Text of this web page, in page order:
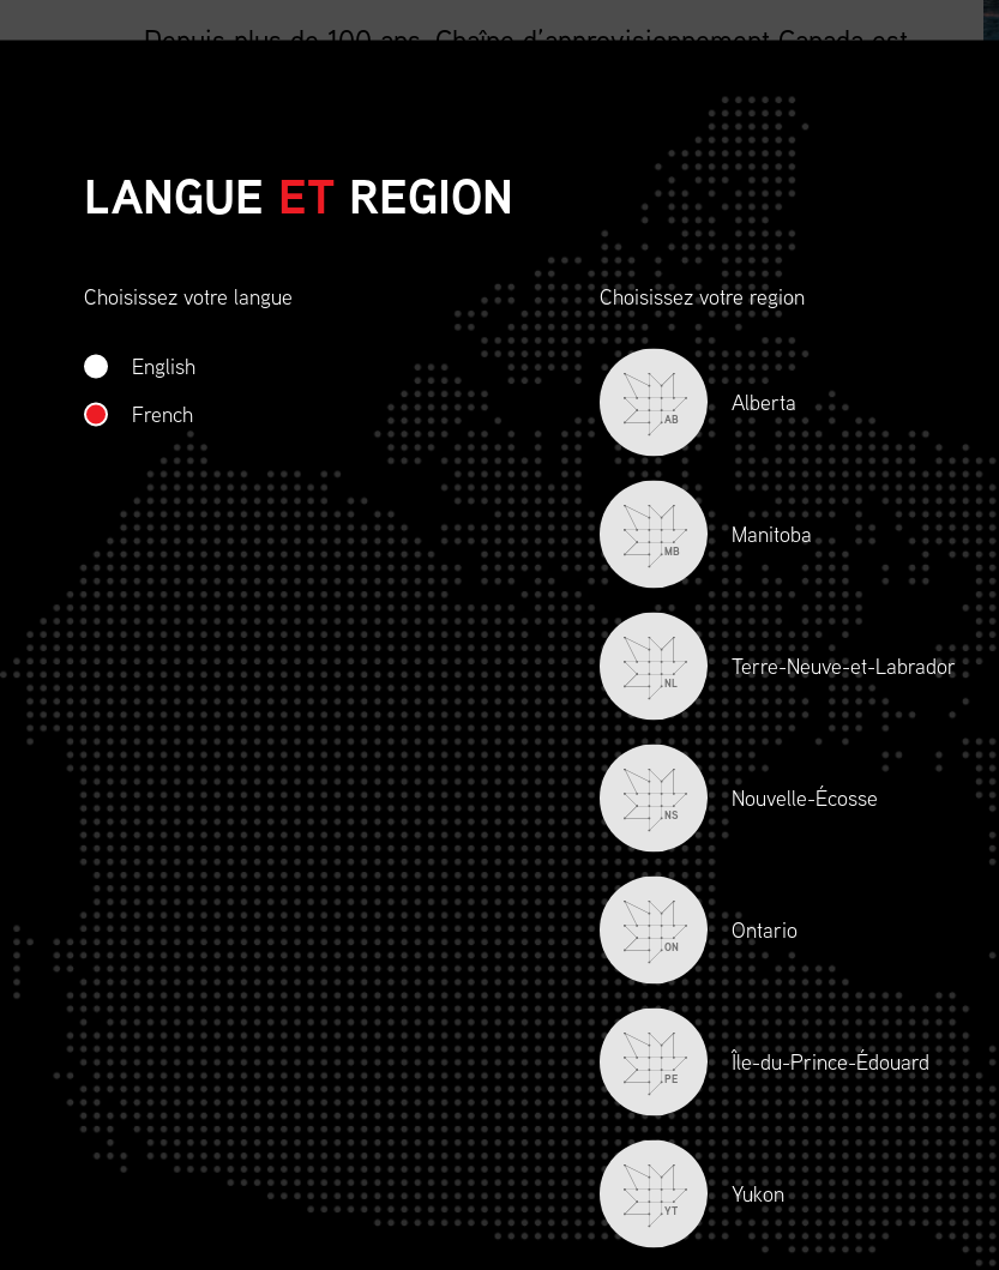
Depuis plus de 100 ans, Chaîne d’approvisionnement Canada est
Nous sommes forts de nos 4 000 membres, un nombre qui ne cesse de croître, et
représentons aussi la profession plus large œuvrant dans tous les rôles liés à la chaîne
d’approvisionnement, du sourçage, à l’approvisionnement, en passant par la logistique,
la gestion des stocks, le transport, la distribution, les opérations, la durabilité, le
réapprovisionnement et la gestion de contrats.
QUI NOUS SOMMES
LANGUE ET REGION
Choisissez votre langue
English
French
Choisissez votre region
AB
Alberta
MB
Manitoba
NL
Terre-Neuve-et-Labrador
NS
Nouvelle-Écosse
ON
Ontario
PE
Île-du-Prince-Édouard
YT
Yukon